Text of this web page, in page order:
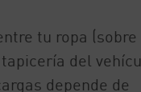
tu ropa (sobre
del
depende de